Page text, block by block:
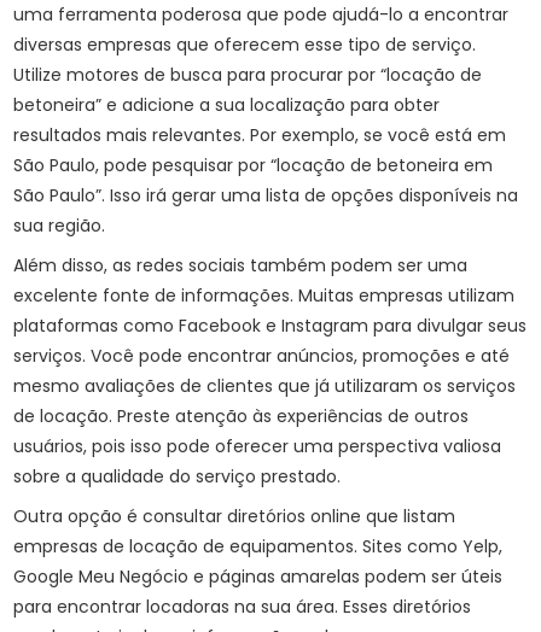
uma ferramenta poderosa que pode ajudá-lo a encontrar
diversas empresas que oferecem esse tipo de serviço.
Utilize motores de busca para procurar por “locação de
betoneira” e adicione a sua localização para obter
resultados mais relevantes. Por exemplo, se você está em
São Paulo, pode pesquisar por “locação de betoneira em
São Paulo”. Isso irá gerar uma lista de opções disponíveis na
sua região.
Além disso, as redes sociais também podem ser uma
excelente fonte de informações. Muitas empresas utilizam
plataformas como Facebook e Instagram para divulgar seus
serviços. Você pode encontrar anúncios, promoções e até
mesmo avaliações de clientes que já utilizaram os serviços
de locação. Preste atenção às experiências de outros
usuários, pois isso pode oferecer uma perspectiva valiosa
sobre a qualidade do serviço prestado.
Outra opção é consultar diretórios online que listam
empresas de locação de equipamentos. Sites como Yelp,
Google Meu Negócio e páginas amarelas podem ser úteis
para encontrar locadoras na sua área. Esses diretórios